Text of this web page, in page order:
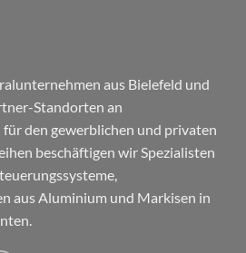
aus Bielefeld und
Standorten an
den gewerblichen und privaten
beschäftigen wir Spezialisten
aus Aluminium und Markisen in